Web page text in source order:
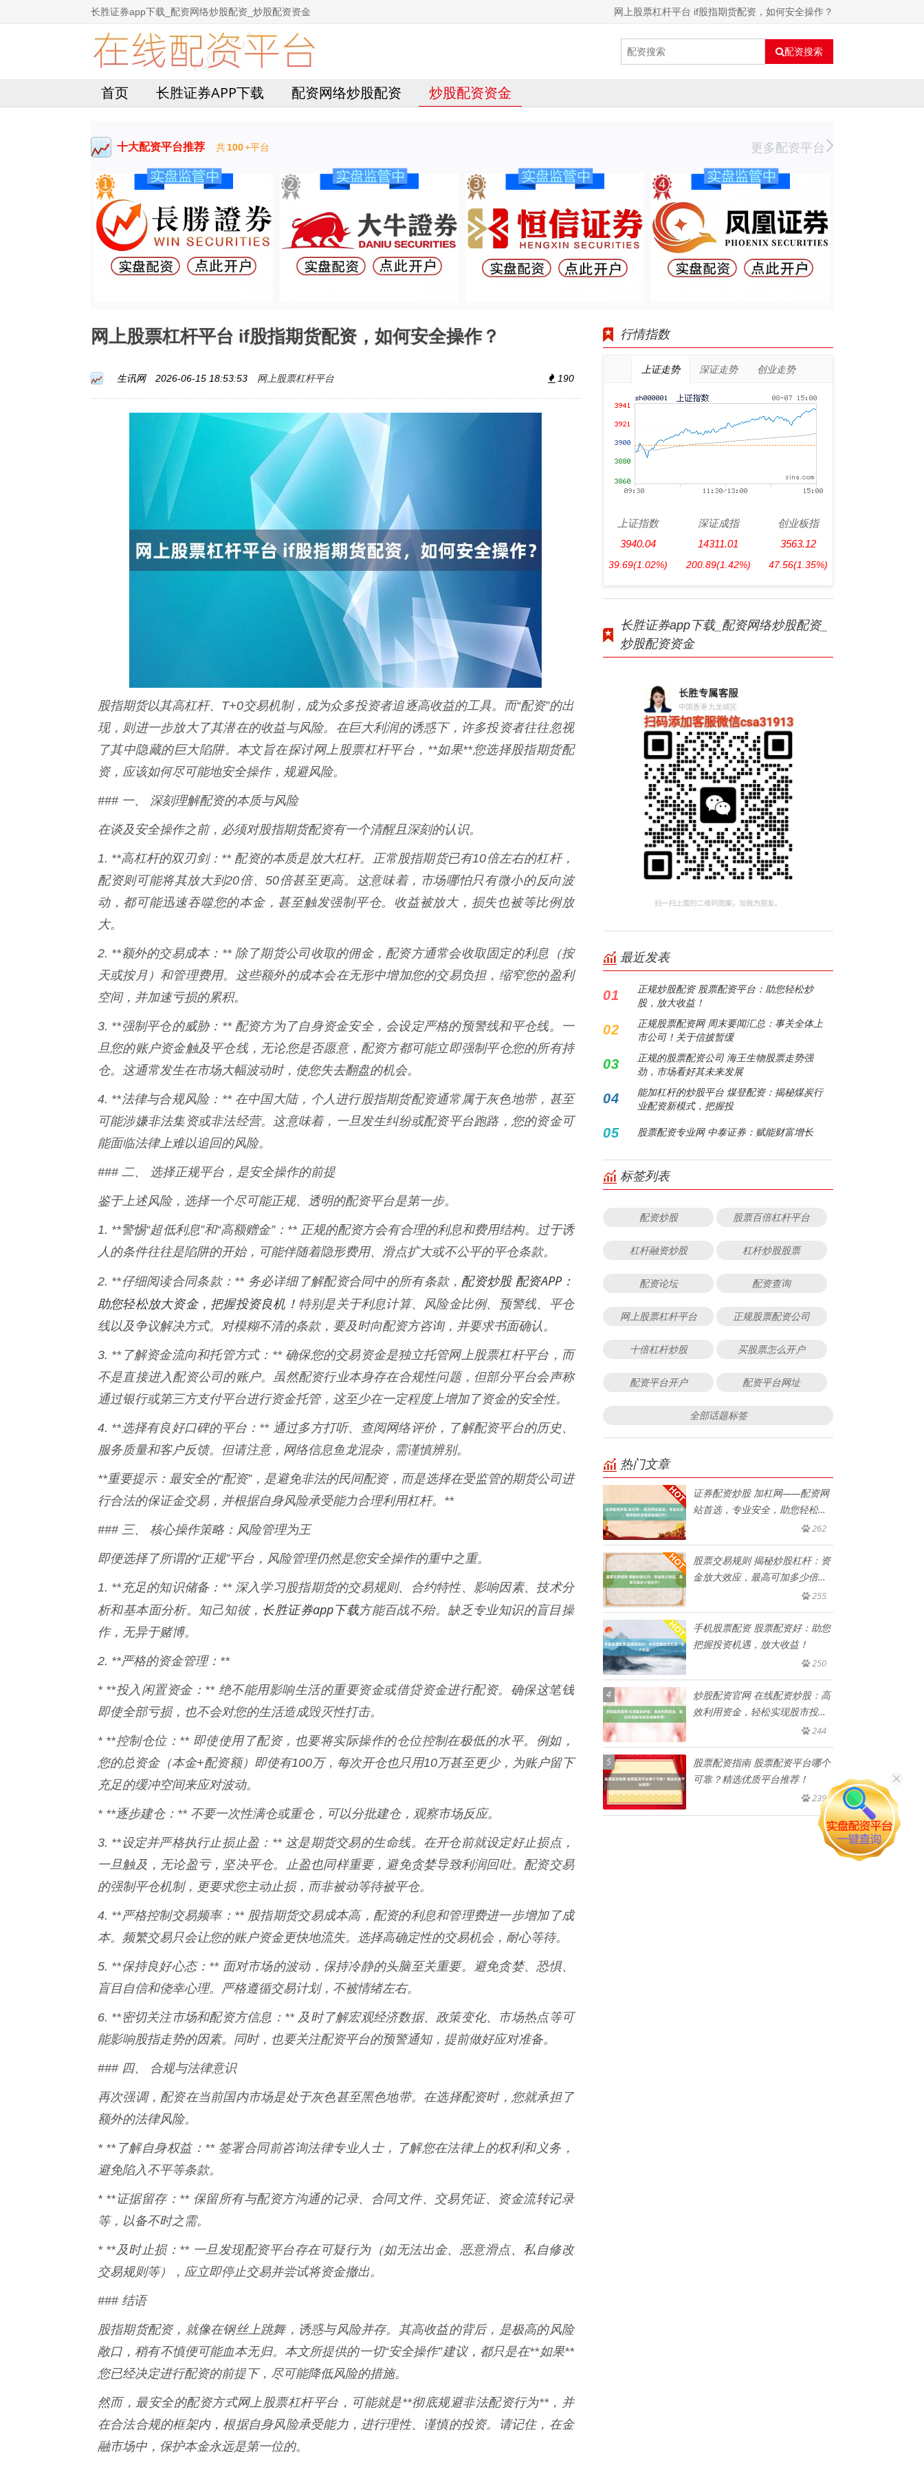
长胜证券app下载_配资网络炒股配资_炒股配资资金 网上股票杠杆平台 if股指期货配资，如何安全操作？
配资搜索
首页 长胜证券APP下载 配资网络炒股配资 炒股配资资金
十大配资平台推荐 共100+平台 更多配资平台
网上股票杠杆平台 if股指期货配资，如何安全操作？
生讯网 2026-06-15 18:53:53 网上股票杠杆平台 190
股指期货以其高杠杆、T+0交易机制，成为众多投资者追逐高收益的工具。而“配资”的出
现，则进一步放大了其潜在的收益与风险。在巨大利润的诱惑下，许多投资者往往忽视
了其中隐藏的巨大陷阱。本文旨在探讨网上股票杠杆平台，**如果**您选择股指期货配
资，应该如何尽可能地安全操作，规避风险。
### 一、 深刻理解配资的本质与风险
在谈及安全操作之前，必须对股指期货配资有一个清醒且深刻的认识。
1. **高杠杆的双刃剑：** 配资的本质是放大杠杆。正常股指期货已有10倍左右的杠杆，
配资则可能将其放大到20倍、50倍甚至更高。这意味着，市场哪怕只有微小的反向波
动，都可能迅速吞噬您的本金，甚至触发强制平仓。收益被放大，损失也被等比例放
大。
2. **额外的交易成本：** 除了期货公司收取的佣金，配资方通常会收取固定的利息（按
天或按月）和管理费用。这些额外的成本会在无形中增加您的交易负担，缩窄您的盈利
空间，并加速亏损的累积。
3. **强制平仓的威胁：** 配资方为了自身资金安全，会设定严格的预警线和平仓线。一
旦您的账户资金触及平仓线，无论您是否愿意，配资方都可能立即强制平仓您的所有持
仓。这通常发生在市场大幅波动时，使您失去翻盘的机会。
4. **法律与合规风险：** 在中国大陆，个人进行股指期货配资通常属于灰色地带，甚至
可能涉嫌非法集资或非法经营。这意味着，一旦发生纠纷或配资平台跑路，您的资金可
能面临法律上难以追回的风险。
### 二、 选择正规平台，是安全操作的前提
鉴于上述风险，选择一个尽可能正规、透明的配资平台是第一步。
1. **警惕“超低利息”和“高额赠金”：** 正规的配资方会有合理的利息和费用结构。过于诱
人的条件往往是陷阱的开始，可能伴随着隐形费用、滑点扩大或不公平的平仓条款。
2. **仔细阅读合同条款：** 务必详细了解配资合同中的所有条款， 配资炒股 配资APP：
助您轻松放大资金，把握投资良机！ 特别是关于利息计算、风险金比例、预警线、平仓
线以及争议解决方式。对模糊不清的条款，要及时向配资方咨询，并要求书面确认。
3. **了解资金流向和托管方式：** 确保您的交易资金是独立托管网上股票杠杆平台，而
不是直接进入配资公司的账户。虽然配资行业本身存在合规性问题，但部分平台会声称
通过银行或第三方支付平台进行资金托管，这至少在一定程度上增加了资金的安全性。
4. **选择有良好口碑的平台：** 通过多方打听、查阅网络评价，了解配资平台的历史、
服务质量和客户反馈。但请注意，网络信息鱼龙混杂，需谨慎辨别。
**重要提示：最安全的“配资”，是避免非法的民间配资，而是选择在受监管的期货公司进
行合法的保证金交易，并根据自身风险承受能力合理利用杠杆。**
### 三、 核心操作策略：风险管理为王
即便选择了所谓的“正规”平台，风险管理仍然是您安全操作的重中之重。
1. **充足的知识储备：** 深入学习股指期货的交易规则、合约特性、影响因素、技术分
析和基本面分析。知己知彼， 长胜证券app下载方能百战不殆。缺乏专业知识的盲目操
作，无异于赌博。
2. **严格的资金管理：**
* **投入闲置资金：** 绝不能用影响生活的重要资金或借贷资金进行配资。确保这笔钱
即使全部亏损，也不会对您的生活造成毁灭性打击。
* **控制仓位：** 即使使用了配资，也要将实际操作的仓位控制在极低的水平。例如，
您的总资金（本金+配资额）即使有100万，每次开仓也只用10万甚至更少，为账户留下
充足的缓冲空间来应对波动。
* **逐步建仓：** 不要一次性满仓或重仓，可以分批建仓，观察市场反应。
3. **设定并严格执行止损止盈：** 这是期货交易的生命线。在开仓前就设定好止损点，
一旦触及，无论盈亏，坚决平仓。止盈也同样重要，避免贪婪导致利润回吐。配资交易
的强制平仓机制，更要求您主动止损，而非被动等待被平仓。
4. **严格控制交易频率：** 股指期货交易成本高，配资的利息和管理费进一步增加了成
本。频繁交易只会让您的账户资金更快地流失。选择高确定性的交易机会，耐心等待。
5. **保持良好心态：** 面对市场的波动，保持冷静的头脑至关重要。避免贪婪、恐惧、
盲目自信和侥幸心理。严格遵循交易计划，不被情绪左右。
6. **密切关注市场和配资方信息：** 及时了解宏观经济数据、政策变化、市场热点等可
能影响股指走势的因素。同时，也要关注配资平台的预警通知，提前做好应对准备。
### 四、 合规与法律意识
再次强调，配资在当前国内市场是处于灰色甚至黑色地带。在选择配资时，您就承担了
额外的法律风险。
* **了解自身权益：** 签署合同前咨询法律专业人士，了解您在法律上的权利和义务，
避免陷入不平等条款。
* **证据留存：** 保留所有与配资方沟通的记录、合同文件、交易凭证、资金流转记录
等，以备不时之需。
* **及时止损：** 一旦发现配资平台存在可疑行为（如无法出金、恶意滑点、私自修改
交易规则等），应立即停止交易并尝试将资金撤出。
### 结语
股指期货配资，就像在钢丝上跳舞，诱惑与风险并存。其高收益的背后，是极高的风险
敞口，稍有不慎便可能血本无归。本文所提供的一切“安全操作”建议，都只是在**如果**
您已经决定进行配资的前提下，尽可能降低风险的措施。
然而，最安全的配资方式网上股票杠杆平台，可能就是**彻底规避非法配资行为**，并
在合法合规的框架内，根据自身风险承受能力，进行理性、谨慎的投资。请记住，在金
融市场中，保护本金永远是第一位的。
行情指数
上证走势 深证走势 创业走势
上证指数
3940.04
39.69(1.02%)
深证成指
14311.01
200.89(1.42%)
创业板指
3563.12
47.56(1.35%)
长胜证券app下载_配资网络炒股配资_
炒股配资资金
最近发表
01
正规炒股配资 股票配资平台：助您轻松炒
股，放大收益！
02
正规股票配资网 周末要闻汇总：事关全体上
市公司！关于信披暂缓
03
正规的股票配资公司 海王生物股票走势强
劲，市场看好其未来发展
04
能加杠杆的炒股平台 煤登配资：揭秘煤炭行
业配资新模式，把握投
05 股票配资专业网 中泰证券：赋能财富增长
标签列表
配资炒股 股票百倍杠杆平台
杠杆融资炒股 杠杆炒股股票
配资论坛 配资查询
网上股票杠杆平台 正规股票配资公司
十倍杠杆炒股 买股票怎么开户
配资平台开户 配资平台网址
全部话题标签
热门文章
证券配资炒股 加杠网——配资网
站首选，专业安全，助您轻松实
262
股票交易规则 揭秘炒股杠杆：资
金放大效应，最高可加多少倍杠
255
手机股票配资 股票配资好：助您
把握投资机遇，放大收益！
250
4
炒股配资官网 在线配资炒股：高
效利用资金，轻松实现股市投资
244
5
股票配资指南 股票配资平台哪个
可靠？精选优质平台推荐！
239